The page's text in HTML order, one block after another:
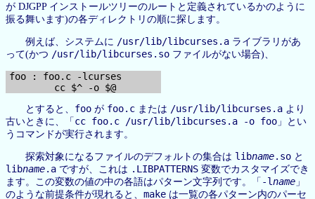
が DJGPP インストールツリーのルートと定義されているかのように
振る舞います)の各ディレクトリの順に探します。
例えば、システムに /usr/lib/libcurses.a ライブラリがあ
って(かつ /usr/lib/libcurses.so ファイルがない場合)、
foo : foo.c -lcurses
とすると、 foo が foo.c または /usr/lib/libcurses.a より
古いときに、「 cc foo.c /usr/lib/libcurses.a -o foo 」とい
うコマンドが実行されます。
探索対象になるファイルのデフォルトの集合は libname.so と
libname.a ですが、これは .LIBPATTERNS 変数でカスタマイズでき
ます。この変数の値の中の各語はパターン文字列です。「 -lname 」
のような前提条件が現れると、 make は一覧の各パターン内のパーセ